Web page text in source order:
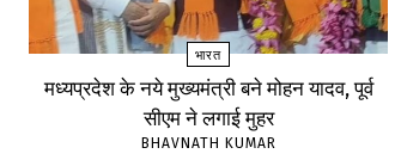
भारत
मध्यप्रदेश के नये मुख्यमंत्री बने मोहन यादव, पूर्व
सीएम ने लगाई मुहर
BHAVNATH KUMAR